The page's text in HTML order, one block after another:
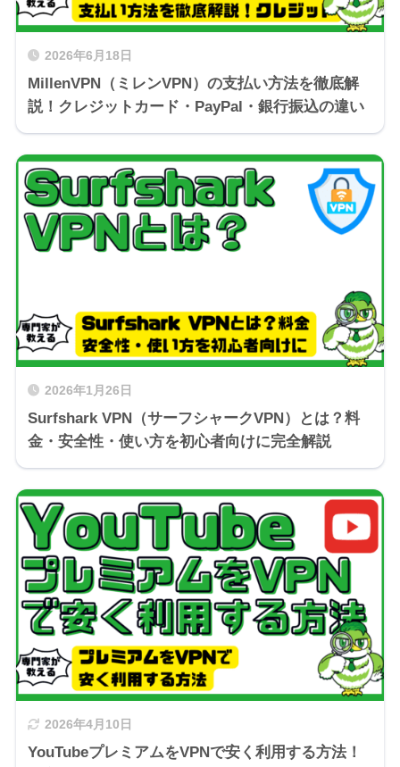
2026年6月18日
MillenVPN（ミレンVPN）の支払い方法を徹底解
説！クレジットカード・PayPal・銀行振込の違い
2026年1月26日
Surfshark VPN（サーフシャークVPN）とは？料
金・安全性・使い方を初心者向けに完全解説
2026年4月10日
YouTubeプレミアムをVPNで安く利用する方法！